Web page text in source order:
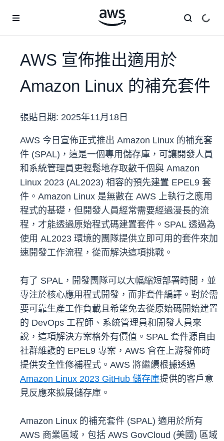
AWS 宣佈推出適用於
Amazon Linux 的補充套件
張貼日期: 2025年11月18日
AWS 今日宣佈正式推出 Amazon Linux 的補充套
件 (SPAL)，這是一個專用儲存庫，可讓開發人員
和系統管理員更輕鬆地存取數千個與 Amazon
Linux 2023 (AL2023) 相容的預先建置 EPEL9 套
件。Amazon Linux 是無數在 AWS 上執行之應用
程式的基礎，但開發人員經常需要經過漫長的流
程，才能透過原始程式碼建置套件。SPAL 透過為
使用 AL2023 環境的團隊提供立即可用的套件來加
速開發工作流程，從而解決這項挑戰。
有了 SPAL，開發團隊可以大幅縮短部署時間，並
專注於核心應用程式開發，而非套件編譯。對於需
要可靠生產工作負載且希望免去從原始碼開始建置
的 DevOps 工程師、系統管理員和開發人員來
說，這項解決方案格外有價值。SPAL 套件源自由
社群維護的 EPEL9 專案，AWS 會在上游發佈時
提供安全性修補程式。AWS 將繼續根據透過
Amazon Linux 2023 GitHub 儲存庫提供的客戶意
見反應來擴展儲存庫。
Amazon Linux 的補充套件 (SPAL) 適用於所有
AWS 商業區域，包括 AWS GovCloud (美國) 區域